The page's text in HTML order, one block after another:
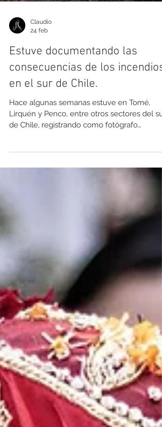
Claudio
24 feb
Estuve documentando las
consecuencias de los incendios
en el sur de Chile.
Hace algunas semanas estuve en Tomé,
Lirquén y Penco, entre otros sectores del sur
de Chile, registrando como fotógrafo
reconstruirse desde cero y un silencio difícil
presenciando una devastación total, donde
poblaciones completas, así como grandes